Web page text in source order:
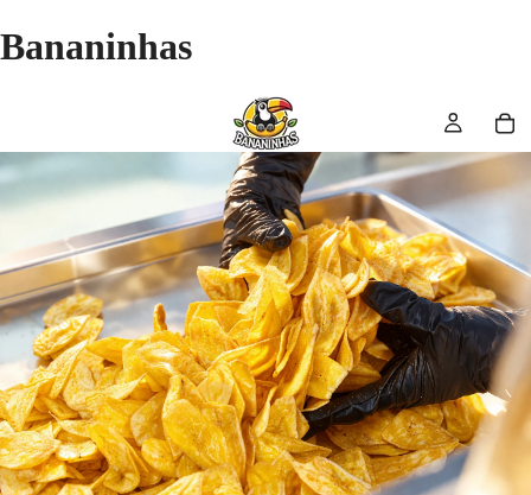
Bananinhas